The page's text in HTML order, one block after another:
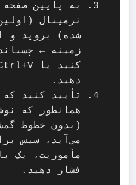
ترمینال
شده) بروید و
زمینه ←
دهید.
تأیید کنید که
همانطور که
(بدون خطوط
می‌آید، سپس
فشار دهید.